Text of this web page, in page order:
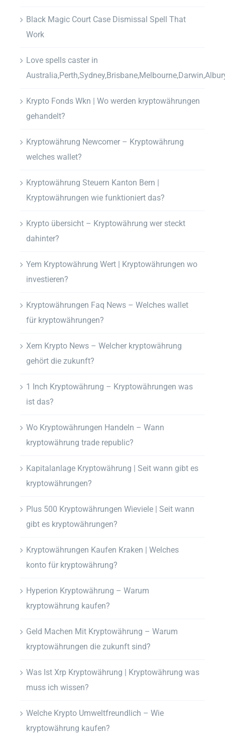
Black Magic Court Case Dismissal Spell That
Work
Love spells caster in
Krypto Fonds Wkn | Wo werden kryptowährungen
gehandelt?
Kryptowährung Newcomer – Kryptowährung
welches wallet?
Kryptowährung Steuern Kanton Bern |
Kryptowährungen wie funktioniert das?
Krypto übersicht – Kryptowährung wer steckt
dahinter?
Yem Kryptowährung Wert | Kryptowährungen wo
investieren?
Kryptowährungen Faq News – Welches wallet
für kryptowährungen?
Xem Krypto News – Welcher kryptowährung
gehört die zukunft?
1 Inch Kryptowährung – Kryptowährungen was
ist das?
Wo Kryptowährungen Handeln – Wann
kryptowährung trade republic?
Kapitalanlage Kryptowährung | Seit wann gibt es
kryptowährungen?
Plus 500 Kryptowährungen Wieviele | Seit wann
gibt es kryptowährungen?
Kryptowährungen Kaufen Kraken | Welches
konto für kryptowährung?
Hyperion Kryptowährung – Warum
kryptowährung kaufen?
Geld Machen Mit Kryptowährung – Warum
kryptowährungen die zukunft sind?
Was Ist Xrp Kryptowährung | Kryptowährung was
muss ich wissen?
Welche Krypto Umweltfreundlich – Wie
kryptowährung kaufen?